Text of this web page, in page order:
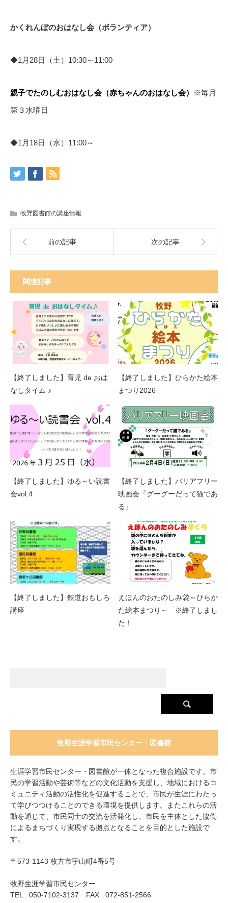
かくれんぼのおはなし会（ボランティア）
◆1月28日（土）10:30～11:00
親子でたのしむおはなし会（赤ちゃんのおはなし会）
※毎月
第３水曜日
◆1月18日（水）11:00～
牧野図書館の講座情報
前の記事 次の記事
関連記事
【終了しました】育児 de おは
なしタイム ♪
【終了しました】ひらかた絵本
まつり2026
【終了しました】ゆる～い読書
会vol.4
【終了しました】バリアフリー
映画会『グーグーだって猫であ
る』
【終了しました】鉄道おもしろ
講座
えほんのおたのしみ袋～ひらか
た絵本まつり～ ※終了しまし
た！
牧野生涯学習市民センター・図書館
生涯学習市民センター・図書館が一体となった複合施設です。市
民の学習活動や芸術等などの文化活動を支援し、地域におけるコ
ミュニティ活動の活性化を促進することで、市民が生涯にわたっ
て学びつつけることのできる環境を提供します。またこれらの活
動を通じて、市民同士の交流を活発化し、市民を主体とした協働
によるまちづくり実現する拠点となることを目的とした施設で
す。
〒573-1143 枚方市宇山町4番5号
牧野生涯学習市民センター
TEL : 050-7102-3137 FAX : 072-851-2566